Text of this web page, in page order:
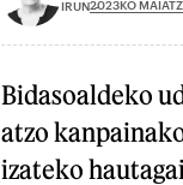
IRUN2023KO
Bidasoaldeko
atzo
izateko